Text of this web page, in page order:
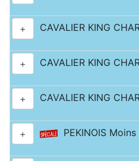
+ CAVALIER KING
+ CAVALIER KING
+ CAVALIER KING
+ PEKINOIS